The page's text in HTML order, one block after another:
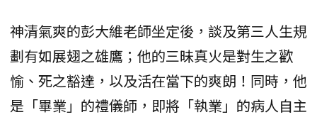
神清氣爽的彭大維老師坐定後，談及第三人生規
劃有如展翅之雄鷹；他的三昧真火是對生之歡
愉、死之豁達，以及活在當下的爽朗！同時，他
是「畢業」的禮儀師，即將「執業」的病人自主